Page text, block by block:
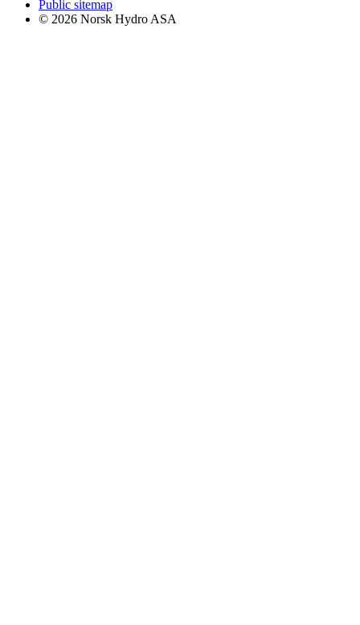
Public sitemap
© 2026 Norsk Hydro ASA